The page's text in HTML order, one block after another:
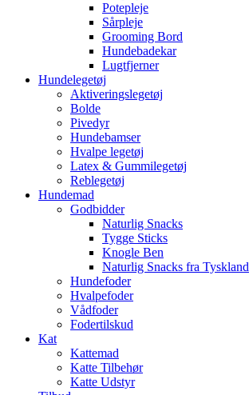
Potepleje
Sårpleje
Grooming Bord
Hundebadekar
Lugtfjerner
Hundelegetøj
Aktiveringslegetøj
Bolde
Pivedyr
Hundebamser
Hvalpe legetøj
Latex & Gummilegetøj
Reblegetøj
Hundemad
Godbidder
Naturlig Snacks
Tygge Sticks
Knogle Ben
Naturlig Snacks fra Tyskland
Hundefoder
Hvalpefoder
Vådfoder
Fodertilskud
Kat
Kattemad
Katte Tilbehør
Katte Udstyr